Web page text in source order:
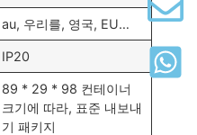
au, 우리를, 영국, EU…
IP20
89 * 29 * 98 컨테이너
크기에 따라, 표준 내보내
기 패키지